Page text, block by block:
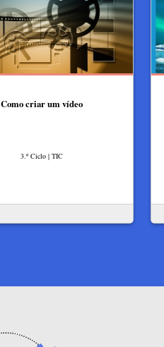
Como criar um vídeo
3.º Ciclo | TIC